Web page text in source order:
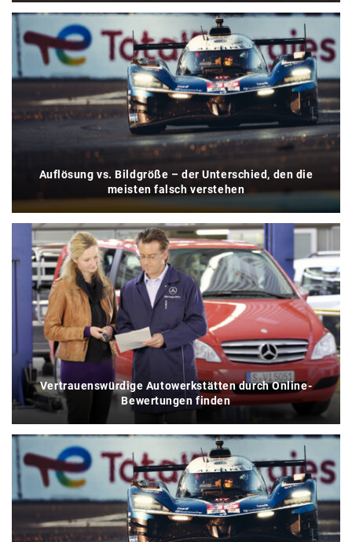
Auflösung vs. Bildgröße – der Unterschied, den die
meisten falsch verstehen
Vertrauenswürdige Autowerkstätten durch Online-
Bewertungen finden